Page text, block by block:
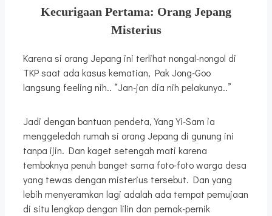
Kecurigaan Pertama: Orang Jepang
Misterius
Karena si orang Jepang ini terlihat nongal-nongol di
TKP saat ada kasus kematian, Pak Jong-Goo
langsung feeling nih.. “Jan-jan dia nih pelakunya..”
Jadi dengan bantuan pendeta, Yang Yi-Sam ia
menggeledah rumah si orang Jepang di gunung ini
tanpa ijin. Dan kaget setengah mati karena
temboknya penuh banget sama foto-foto warga desa
yang tewas dengan misterius tersebut. Dan yang
lebih menyeramkan lagi adalah ada tempat pemujaan
di situ lengkap dengan lilin dan pernak-pernik